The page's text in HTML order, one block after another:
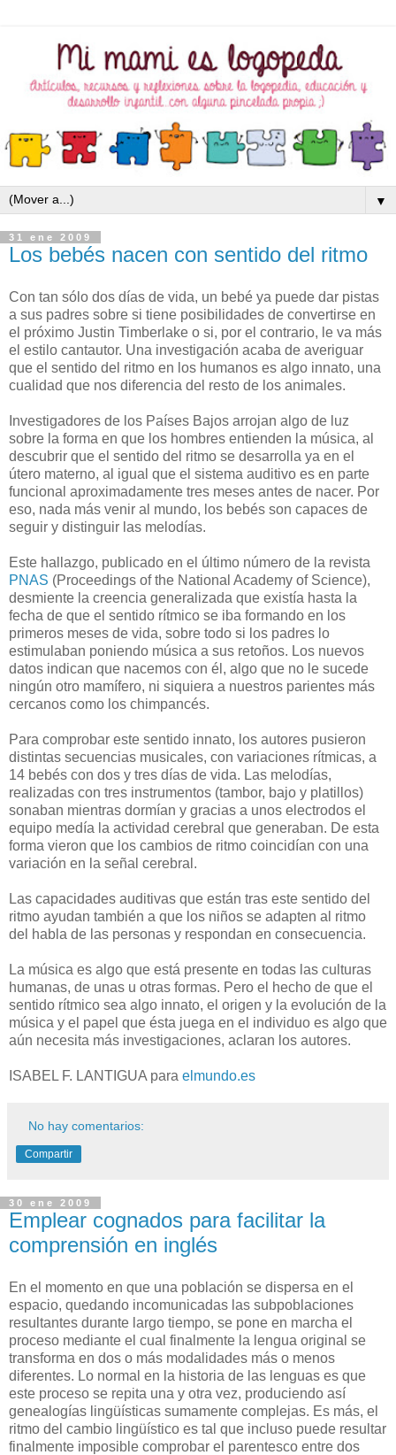
▼
31 ene 2009
Los bebés nacen con sentido del ritmo
Con tan sólo dos días de vida, un bebé ya puede dar pistas
a sus padres sobre si tiene posibilidades de convertirse en
el próximo Justin Timberlake o si, por el contrario, le va más
el estilo cantautor. Una investigación acaba de averiguar
que el sentido del ritmo en los humanos es algo innato, una
cualidad que nos diferencia del resto de los animales.
Investigadores de los Países Bajos arrojan algo de luz
sobre la forma en que los hombres entienden la música, al
descubrir que el sentido del ritmo se desarrolla ya en el
útero materno, al igual que el sistema auditivo es en parte
funcional aproximadamente tres meses antes de nacer. Por
eso, nada más venir al mundo, los bebés son capaces de
seguir y distinguir las melodías.
Este hallazgo, publicado en el último número de la revista
PNAS (Proceedings of the National Academy of Science),
desmiente la creencia generalizada que existía hasta la
fecha de que el sentido rítmico se iba formando en los
primeros meses de vida, sobre todo si los padres lo
estimulaban poniendo música a sus retoños. Los nuevos
datos indican que nacemos con él, algo que no le sucede
ningún otro mamífero, ni siquiera a nuestros parientes más
cercanos como los chimpancés.
Para comprobar este sentido innato, los autores pusieron
distintas secuencias musicales, con variaciones rítmicas, a
14 bebés con dos y tres días de vida. Las melodías,
realizadas con tres instrumentos (tambor, bajo y platillos)
sonaban mientras dormían y gracias a unos electrodos el
equipo medía la actividad cerebral que generaban. De esta
forma vieron que los cambios de ritmo coincidían con una
variación en la señal cerebral.
Las capacidades auditivas que están tras este sentido del
ritmo ayudan también a que los niños se adapten al ritmo
del habla de las personas y respondan en consecuencia.
La música es algo que está presente en todas las culturas
humanas, de unas u otras formas. Pero el hecho de que el
sentido rítmico sea algo innato, el origen y la evolución de la
música y el papel que ésta juega en el individuo es algo que
aún necesita más investigaciones, aclaran los autores.
ISABEL F. LANTIGUA para elmundo.es
No hay comentarios:
Compartir
30 ene 2009
Emplear cognados para facilitar la
comprensión en inglés
En el momento en que una población se dispersa en el
espacio, quedando incomunicadas las subpoblaciones
resultantes durante largo tiempo, se pone en marcha el
proceso mediante el cual finalmente la lengua original se
transforma en dos o más modalidades más o menos
diferentes. Lo normal en la historia de las lenguas es que
este proceso se repita una y otra vez, produciendo así
genealogías lingüísticas sumamente complejas. Es más, el
ritmo del cambio lingüístico es tal que incluso puede resultar
finalmente imposible comprobar el parentesco entre dos